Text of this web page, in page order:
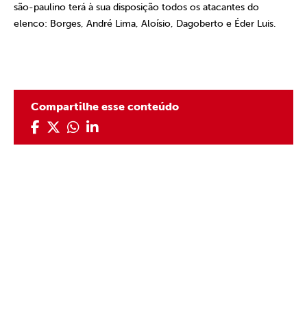
são-paulino terá à sua disposição todos os atacantes do
elenco: Borges, André Lima, Aloísio, Dagoberto e Éder Luis.
Compartilhe esse conteúdo